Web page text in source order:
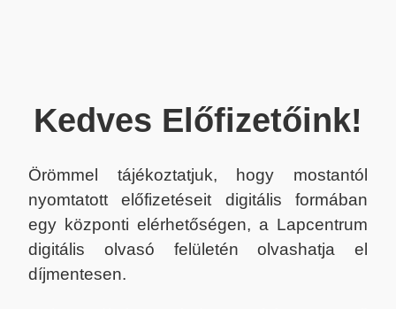
Kedves Előfizetőink!
Örömmel tájékoztatjuk, hogy mostantól
nyomtatott előfizetéseit digitális formában
egy központi elérhetőségen, a Lapcentrum
digitális olvasó felületén olvashatja el
díjmentesen.